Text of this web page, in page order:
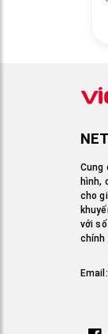
Cung
hình,
cho
với
chính
Email: